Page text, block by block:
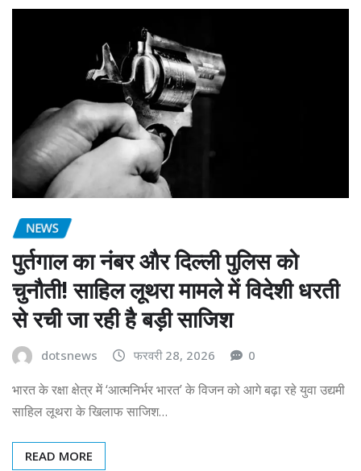
NEWS
पुर्तगाल का नंबर और दिल्ली पुलिस को
चुनौती! साहिल लूथरा मामले में विदेशी धरती
से रची जा रही है बड़ी साजिश
dotsnews फरवरी 28, 2026 0
भारत के रक्षा क्षेत्र में ‘आत्मनिर्भर भारत’ के विजन को आगे बढ़ा रहे युवा उद्यमी
साहिल लूथरा के खिलाफ साजिश…
READ MORE